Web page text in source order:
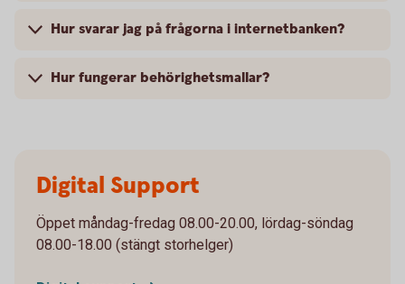
Hur svarar jag på frågorna i internetbanken?
Hur fungerar behörighetsmallar?
Digital Support
Öppet måndag-fredag 08.00-20.00, lördag-söndag
08.00-18.00 (stängt storhelger)